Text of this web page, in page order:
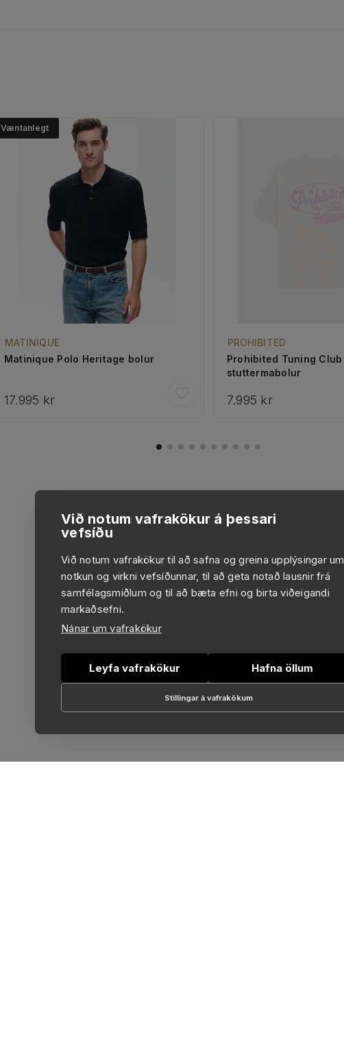
Við notum vafrakökur á þessari
vefsíðu
Við notum vafrakökur til að safna og greina upplýsingar um
notkun og virkni vefsíðunnar, til að geta notað lausnir frá
samfélagsmiðlum og til að bæta efni og birta viðeigandi
markaðsefni.
Nánar um vafrakökur
Leyfa vafrakökur Hafna öllum
Stillingar á vafrakökum
Væntanlegt
MATINIQUE
Matinique Polo Heritage bolur
17.995 kr
PROHIBITED
Prohibited Tuning Club
stuttermabolur
7.995 kr